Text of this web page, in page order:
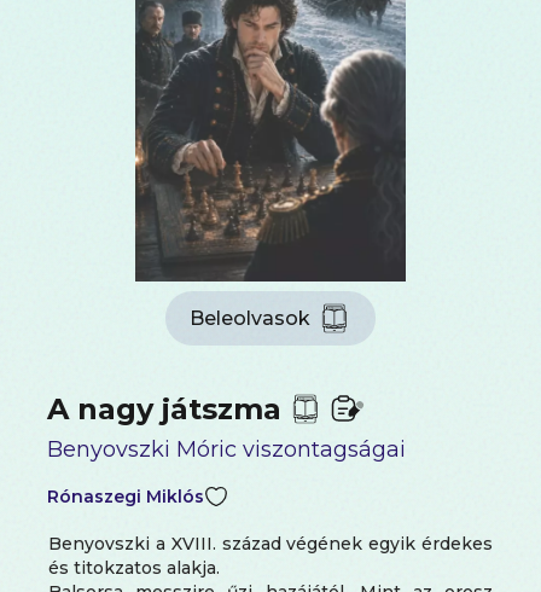
Beleolvasok
A nagy játszma
Benyovszki Móric viszontagságai
Rónaszegi Miklós
Benyovszki a XVIII. század végének egyik érdekes
és titokzatos alakja.